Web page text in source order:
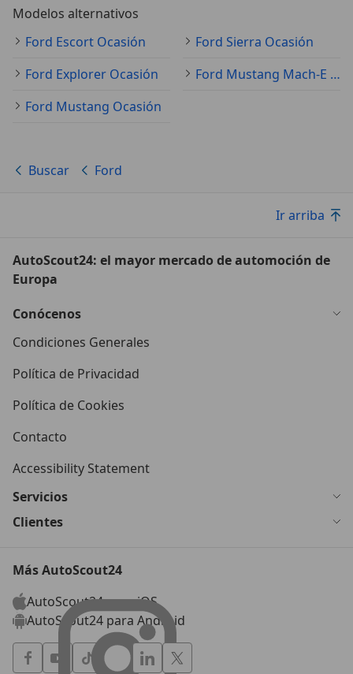
Modelos alternativos
Ford Escort Ocasión
Ford Sierra Ocasión
Ford Explorer Ocasión
Ford Mustang Mach-E Ocasión
Ford Mustang Ocasión
Buscar Ford
Ir arriba
AutoScout24: el mayor mercado de automoción de
Europa
Conócenos
Condiciones Generales
Política de Privacidad
Política de Cookies
Contacto
Accessibility Statement
Servicios
Clientes
Más AutoScout24
AutoScout24 para iOS
AutoScout24 para Android